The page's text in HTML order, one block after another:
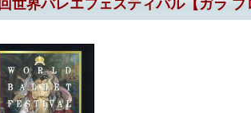
世界バレエフェスティバル【ガラ プ